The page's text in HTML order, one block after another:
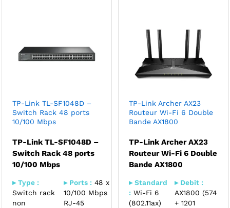
TP-Link TL-SF1048D –
Switch Rack 48 ports
10/100 Mbps
TP-Link TL-SF1048D –
Switch Rack 48 ports
10/100 Mbps
▸ Type :
Switch rack
non
▸ Ports :48 x
10/100 Mbps
RJ-45
TP-Link Archer AX23
Routeur Wi-Fi 6 Double
Bande AX1800
TP-Link Archer AX23
Routeur Wi-Fi 6 Double
Bande AX1800
▸ Standard
: Wi-Fi 6
(802.11ax)
▸ Debit :
AX1800 (574
+ 1201